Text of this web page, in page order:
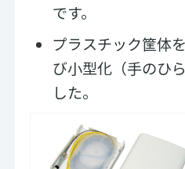
です。
プラスチック筐体
び小型化（手のひ
した。